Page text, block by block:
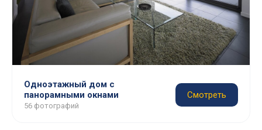
Одноэтажный дом с
панорамными окнами
56 фотографий
Смотреть